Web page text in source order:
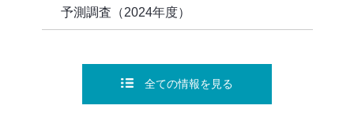
予測調査（2024年度）
全ての情報を見る